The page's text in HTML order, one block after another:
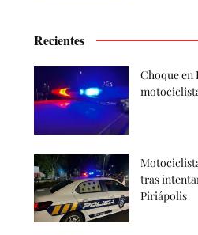
Recientes
Choque en
tras
Piriápolis